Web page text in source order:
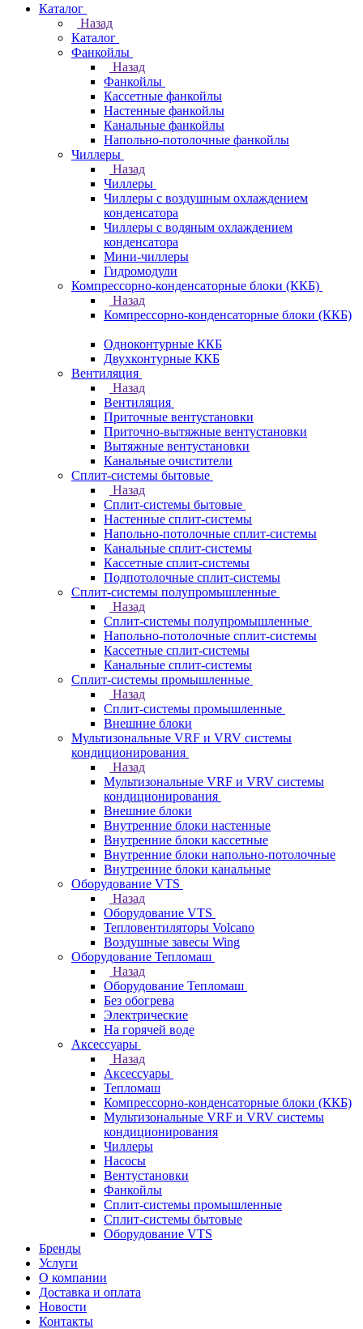
Каталог
Назад
Каталог
Фанкойлы
Назад
Фанкойлы
Кассетные фанкойлы
Настенные фанкойлы
Канальные фанкойлы
Напольно-потолочные фанкойлы
Чиллеры
Назад
Чиллеры
Чиллеры с воздушным охлаждением
конденсатора
Чиллеры с водяным охлаждением
конденсатора
Мини-чиллеры
Гидромодули
Компрессорно-конденсаторные блоки (ККБ)
Назад
Компрессорно-конденсаторные блоки (ККБ)
Одноконтурные ККБ
Двухконтурные ККБ
Вентиляция
Назад
Вентиляция
Приточные вентустановки
Приточно-вытяжные вентустановки
Вытяжные вентустановки
Канальные очистители
Сплит-системы бытовые
Назад
Сплит-системы бытовые
Настенные сплит-системы
Напольно-потолочные сплит-системы
Канальные сплит-системы
Кассетные сплит-системы
Подпотолочные сплит-системы
Сплит-системы полупромышленные
Назад
Сплит-системы полупромышленные
Напольно-потолочные сплит-системы
Кассетные сплит-системы
Канальные сплит-системы
Сплит-системы промышленные
Назад
Сплит-системы промышленные
Внешние блоки
Мультизональные VRF и VRV системы
кондиционирования
Назад
Мультизональные VRF и VRV системы
кондиционирования
Внешние блоки
Внутренние блоки настенные
Внутренние блоки кассетные
Внутренние блоки напольно-потолочные
Внутренние блоки канальные
Оборудование VTS
Назад
Оборудование VTS
Тепловентиляторы Volcano
Воздушные завесы Wing
Оборудование Тепломаш
Назад
Оборудование Тепломаш
Без обогрева
Электрические
На горячей воде
Аксессуары
Назад
Аксессуары
Тепломаш
Компрессорно-конденсаторные блоки (ККБ)
Мультизональные VRF и VRV системы
кондиционирования
Чиллеры
Насосы
Вентустановки
Фанкойлы
Сплит-системы промышленные
Сплит-системы бытовые
Оборудование VTS
Бренды
Услуги
О компании
Доставка и оплата
Новости
Контакты